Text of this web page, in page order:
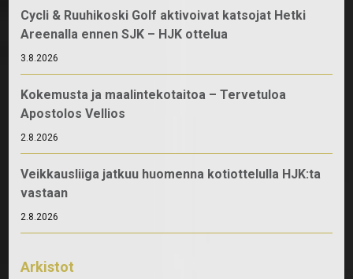
Cycli & Ruuhikoski Golf aktivoivat katsojat Hetki
Areenalla ennen SJK – HJK ottelua
3.8.2026
Kokemusta ja maalintekotaitoa – Tervetuloa
Apostolos Vellios
2.8.2026
Veikkausliiga jatkuu huomenna kotiottelulla HJK:ta
vastaan
2.8.2026
Arkistot